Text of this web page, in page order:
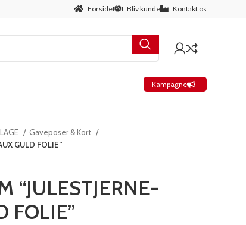
Forside Bliv kunde Kontakt os
Kampagne
Gaveposer & Kort
GULD FOLIE”
“JULESTJERNE-
FOLIE”